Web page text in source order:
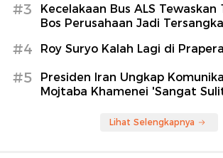
#3
Kecelakaan Bus ALS Tewaskan
Bos Perusahaan Jadi Tersangka
#4 Roy Suryo Kalah Lagi di
#5
Presiden Iran Ungkap
Mojtaba Khamenei 'Sangat
Lihat Selengkapnya